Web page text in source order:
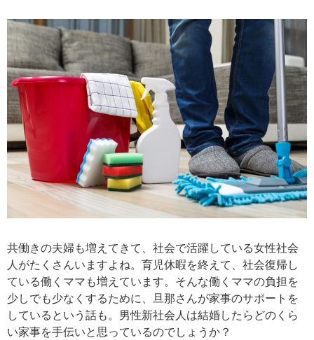
共働きの夫婦も増えてきて、社会で活躍している女性社会
人がたくさんいますよね。育児休暇を終えて、社会復帰し
ている働くママも増えています。そんな働くママの負担を
少しでも少なくするために、旦那さんが家事のサポートを
しているという話も。男性新社会人は結婚したらどのくら
い家事を手伝いと思っているのでしょうか？